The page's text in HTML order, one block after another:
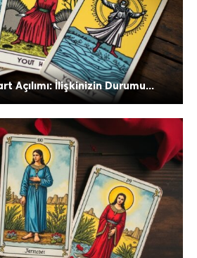
Açılımı: İlişkinizin Durumu...